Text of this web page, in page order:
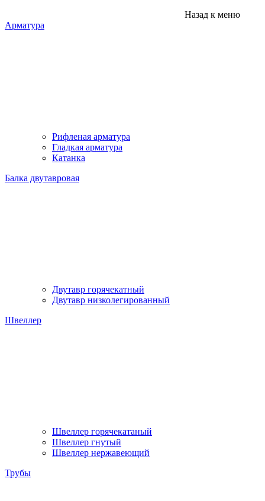
Назад к меню
Арматура
Рифленая арматура
Гладкая арматура
Катанка
Балка двутавровая
Двутавр горячекатный
Двутавр низколегированный
Швеллер
Швеллер горячекатаный
Швеллер гнутый
Швеллер нержавеющий
Трубы